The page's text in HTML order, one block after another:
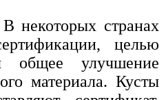
В некоторых странах
целью
общее улучшение
материала. Кусты